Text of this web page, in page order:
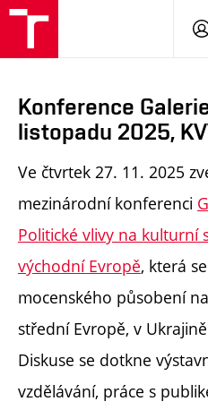
Konference
listopadu 2025,
Ve čtvrtek 27. 11. 2025
mezinárodní konferenci
Politické vlivy na kulturní
východní Evropě, která
mocenského působení
střední Evropě, v
Diskuse se dotkne
vzdělávání, práce s